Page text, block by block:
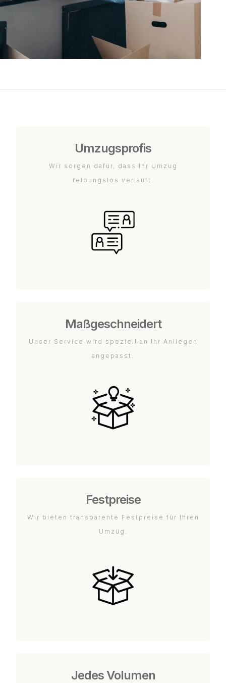
Umzugsprofis
Wir sorgen dafür, dass Ihr Umzug
reibungslos verläuft.
Maßgeschneidert
Unser Service wird speziell an Ihr Anliegen
angepasst.
Festpreise
Wir bieten transparente Festpreise für Ihren
Umzug.
Jedes Volumen